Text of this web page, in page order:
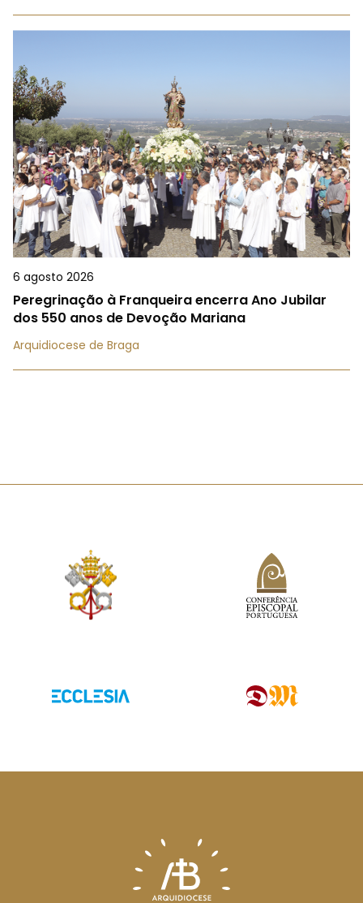
6 agosto 2026
Peregrinação à Franqueira encerra Ano Jubilar
dos 550 anos de Devoção Mariana
Arquidiocese de Braga